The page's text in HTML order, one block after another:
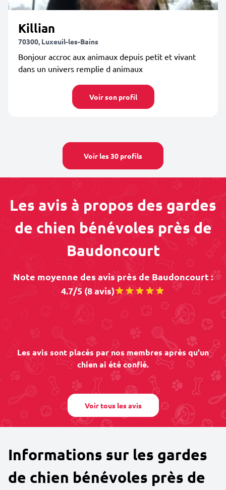
Killian
70300, Luxeuil-les-Bains
Bonjour accroc aux animaux depuis petit et vivant
dans un univers remplie d animaux
Voir son profil
Voir les 30 profils
Les avis à propos des gardes
de chien bénévoles près de
Baudoncourt
Note moyenne des avis près de Baudoncourt :
4.7/5 (8 avis)
Les avis sont placés par nos membres après qu'un
chien ai été confié.
Voir tous les avis
Informations sur les gardes
de chien bénévoles près de